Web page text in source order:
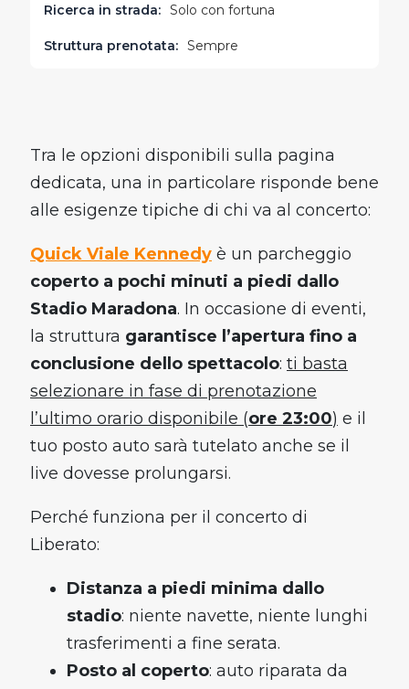
Solo con fortuna
Sempre
Tra le opzioni disponibili sulla pagina
dedicata, una in particolare risponde bene
alle esigenze tipiche di chi va al concerto:
Quick Viale Kennedy è un parcheggio
coperto a pochi minuti a piedi dallo
Stadio Maradona. In occasione di eventi,
la struttura garantisce l’apertura fino a
conclusione dello spettacolo: ti basta
selezionare in fase di prenotazione
l’ultimo orario disponibile (ore 23:00) e il
tuo posto auto sarà tutelato anche se il
live dovesse prolungarsi.
Perché funziona per il concerto di
Liberato:
Distanza a piedi minima dallo
stadio: niente navette, niente lunghi
trasferimenti a fine serata.
Posto al coperto: auto riparata da